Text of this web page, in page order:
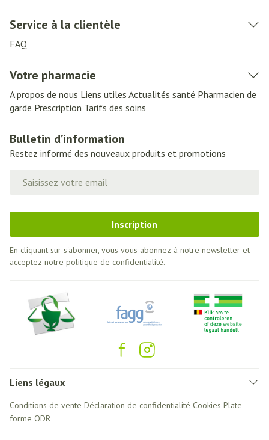
Service à la clientèle
FAQ
Votre pharmacie
A propos de nous Liens utiles Actualités santé Pharmacien de
garde Prescription Tarifs des soins
Bulletin d’information
Restez informé des nouveaux produits et promotions
Inscription
En cliquant sur s'abonner, vous vous abonnez à notre newsletter et
acceptez notre politique de confidentialité.
Liens légaux
Conditions de vente Déclaration de confidentialité Cookies Plate-
forme ODR